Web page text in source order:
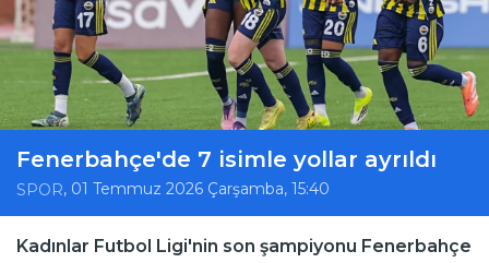
Fenerbahçe'de 7 isimle yollar ayrıldı
SPOR, 01 Temmuz 2026 Çarşamba, 15:40
Kadınlar Futbol Ligi'nin son şampiyonu Fenerbahçe